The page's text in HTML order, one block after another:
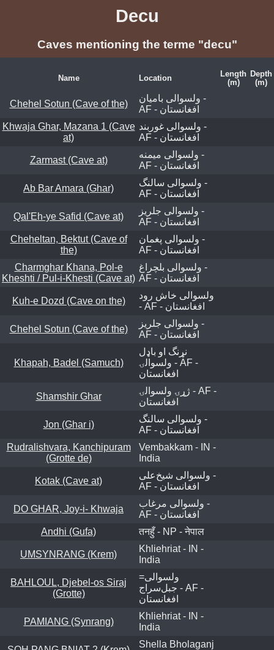
Decu
Caves mentioning the terme "decu"
Name Location
Length
(m)
Depth
(m)
Chehel Sotun (Cave of the)
ولسوالی بامیان -
AF - افغانستان
Khwaja Ghar, Mazana 1 (Cave
at)
ولسوالی غوربند -
AF - افغانستان
Zarmast (Cave at)
ولسوالی ميمنه -
AF - افغانستان
Ab Bar Amara (Ghar)
ولسوالی سالنگ -
AF - افغانستان
Qal'Eh-ye Safid (Cave at)
ولسوالی جلریز -
AF - افغانستان
Cheheltan, Bektut (Cave of
the)
ولسوالی پغمان -
AF - افغانستان
Charmghar Khana, Pol-e
Kheshti / Pul-i-Khesti (Cave at)
ولسوالی بلچراغ -
AF - افغانستان
Kuh-e Dozd (Cave on the)
ولسوالی خاش رود
- AF - افغانستان
Chehel Sotun (Cave of the)
ولسوالی جلریز -
AF - افغانستان
Khapah, Badel (Samuch)
نړنگ او باډل
ولسوالۍ - AF -
افغانستان
Shamshir Ghar
ژړۍ ولسوالۍ - AF -
افغانستان
Jon (Ghar i)
ولسوالی سالنگ -
AF - افغانستان
Rudralishvara, Kanchipuram
(Grotte de)
Vembakkam - IN -
India
Kotak (Cave at)
ولسوالی شیخ‌علی -
AF - افغانستان
DO GHAR, Joy-i- Khwaja
ولسوالی مرغاب -
AF - افغانستان
Andhi (Gufa)
तनहुँ - NP - नेपाल
UMSYNRANG (Krem)
Khliehriat - IN -
India
BAHLOUL, Djebel-os Siraj
(Grotte)
=ولسوالی
جبل‌سراج - AF -
افغانستان
PAMIANG (Synrang)
Khliehriat - IN -
India
Shella Bholaganj